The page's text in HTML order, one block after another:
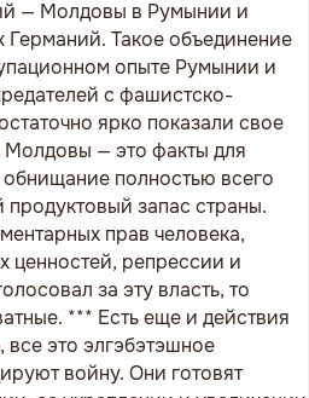
— Молдовы в Румынии и
Такое объединение
опыте Румынии и
с фашистско-
ярко показали свое
Молдовы — это факты для
полностью всего
запас страны.
прав человека,
ценностей, репрессии и
за эту власть, то
*** Есть еще и действия
это элгэбэтэшное
войну. Они готовят